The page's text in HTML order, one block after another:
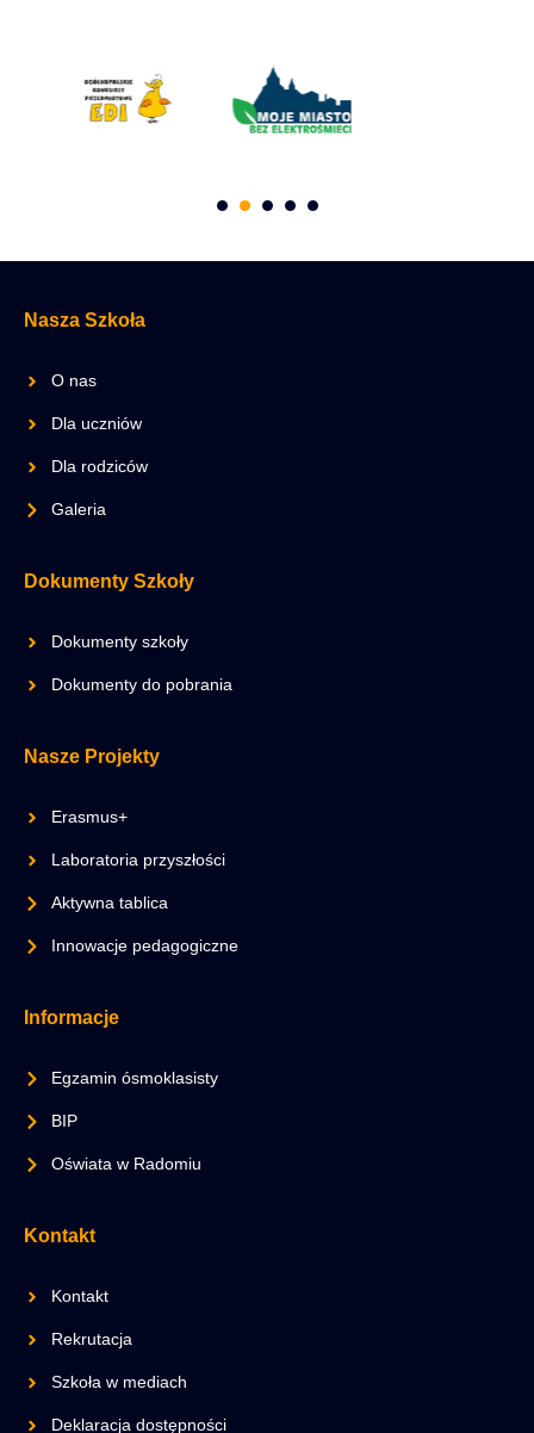
Nasza Szkoła
O nas
Dla uczniów
Dla rodziców
Galeria
Dokumenty Szkoły
Dokumenty szkoły
Dokumenty do pobrania
Nasze Projekty
Erasmus+
Laboratoria przyszłości
Aktywna tablica
Innowacje pedagogiczne
Informacje
Egzamin ósmoklasisty
BIP
Oświata w Radomiu
Kontakt
Kontakt
Rekrutacja
Szkoła w mediach
Deklaracja dostępności